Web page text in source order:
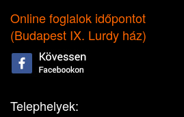
Online foglalok időpontot
(Budapest IX. Lurdy ház)
Telephelyek: